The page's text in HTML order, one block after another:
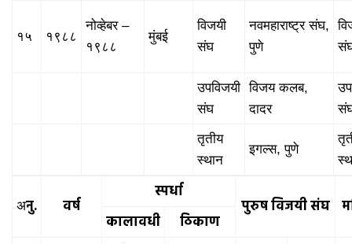
१५ १९८८
नोव्हेबर –
१९८८
मुंबई
विजयी
संघ
नवमहाराष्ट्र संघ,
पुणे
उपविजयी
संघ
विजय कलब,
दादर
तृतीय
स्थान
इगल्स, पुणे
अनु. वर्ष
स्पर्धा
पुरुष विजयी संघ
कालावधी ठिकाण